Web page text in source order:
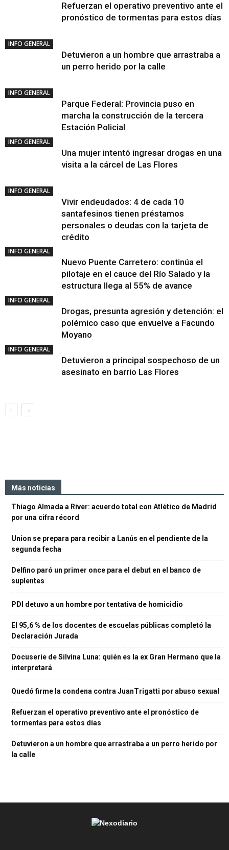
Refuerzan el operativo preventivo ante el
pronóstico de tormentas para estos días
INFO GENERAL
Detuvieron a un hombre que arrastraba a
un perro herido por la calle
INFO GENERAL
Parque Federal: Provincia puso en
marcha la construcción de la tercera
Estación Policial
INFO GENERAL
Una mujer intentó ingresar drogas en una
visita a la cárcel de Las Flores
INFO GENERAL
Vivir endeudados: 4 de cada 10
santafesinos tienen préstamos
personales o deudas con la tarjeta de
crédito
INFO GENERAL
Nuevo Puente Carretero: continúa el
pilotaje en el cauce del Río Salado y la
estructura llega al 55% de avance
INFO GENERAL
Drogas, presunta agresión y detención: el
polémico caso que envuelve a Facundo
Moyano
INFO GENERAL
Detuvieron a principal sospechoso de un
asesinato en barrio Las Flores
Más noticias
Thiago Almada a River: acuerdo total con Atlético de Madrid
por una cifra récord
Union se prepara para recibir a Lanús en el pendiente de la
segunda fecha
Delfino paró un primer once para el debut en el banco de
suplentes
PDI detuvo a un hombre por tentativa de homicidio
El 95,6 % de los docentes de escuelas públicas completó la
Declaración Jurada
Docuserie de Silvina Luna: quién es la ex Gran Hermano que la
interpretará
Quedó firme la condena contra JuanTrigatti por abuso sexual
Refuerzan el operativo preventivo ante el pronóstico de
tormentas para estos días
Detuvieron a un hombre que arrastraba a un perro herido por
la calle